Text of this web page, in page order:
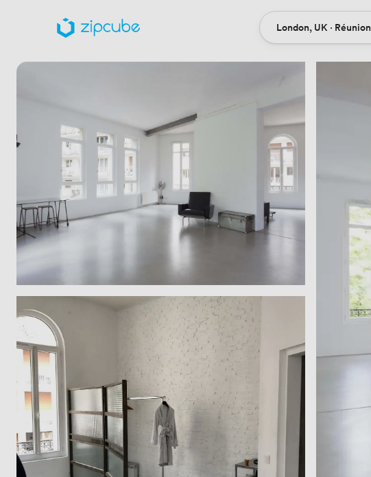
Location
London, UK · Réunion